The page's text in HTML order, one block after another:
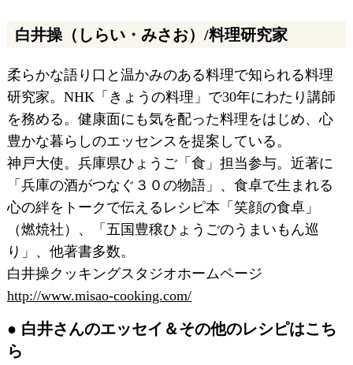
白井操（しらい・みさお）/料理研究家
柔らかな語り口と温かみのある料理で知られる料理
研究家。NHK「きょうの料理」で30年にわたり講師
を務める。健康面にも気を配った料理をはじめ、心
豊かな暮らしのエッセンスを提案している。
神戸大使。兵庫県ひょうご「食」担当参与。近著に
「兵庫の酒がつなぐ３０の物語」、食卓で生まれる
心の絆をトークで伝えるレシピ本「笑顔の食卓」
（燃焼社）、「五国豊穣ひょうごのうまいもん巡
り」、他著書多数。
白井操クッキングスタジオホームページ
http://www.misao-cooking.com/
白井さんのエッセイ＆その他のレシピはこち
ら